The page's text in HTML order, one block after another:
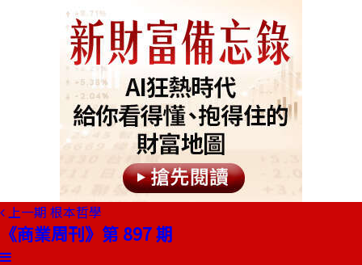
上一期 根本哲學
《商業周刊》第 897 期